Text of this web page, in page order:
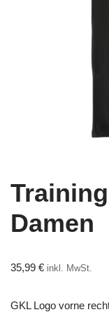
Damen
35,99 € inkl. MwSt.
GKL Logo vorne